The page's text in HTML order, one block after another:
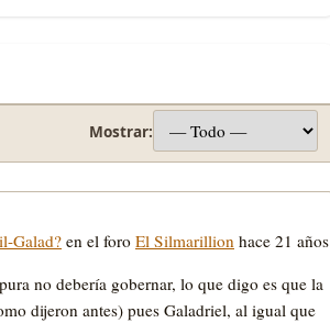
Mostrar:
Galad?en el foro El Silmarillion hace 21 años
no deberí­a gobernar, lo que digo es que la
dijeron antes) pues Galadriel, al igual que